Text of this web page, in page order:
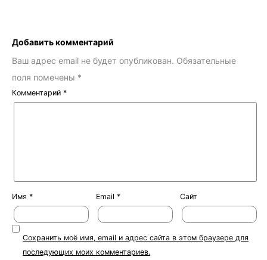
Добавить комментарий
Ваш адрес email не будет опубликован. Обязательные
поля помечены *
Комментарий *
Имя * Email * Сайт
Сохранить моё имя, email и адрес сайта в этом браузере для
последующих моих комментариев.